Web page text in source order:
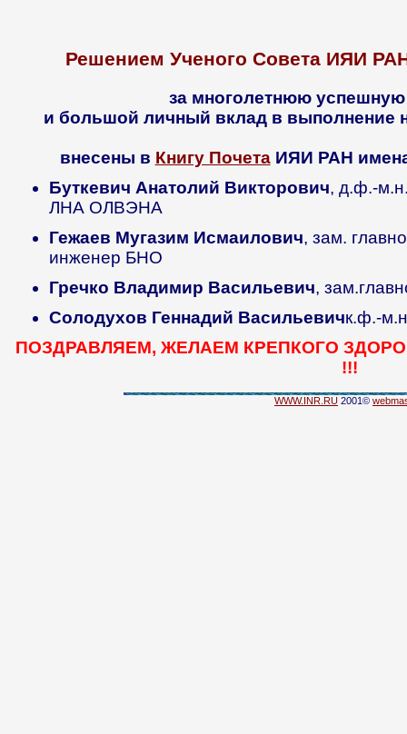
Решением Ученого Совета ИЯИ
за многолетнюю успешную
и большой личный вклад в выполнение
внесены в Книгу ПочетаИЯИ РАН
Буткевич Анатолий Викторович, д.ф.-
ЛНА ОЛВЭНА
Гежаев Мугазим Исмаилович, зам.
инженер БНО
Гречко Владимир Васильевич,
Солодухов Геннадий Васильевичк.ф.-
ПОЗДРАВЛЯЕМ, ЖЕЛАЕМ КРЕПКОГО
!!!
WWW.INR.RU 2001©